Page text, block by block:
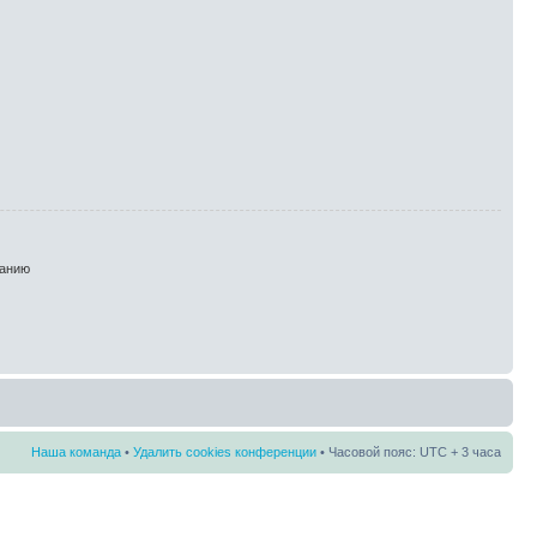
Наша команда • Удалить cookies конференции • Часовой пояс: UTC + 3 часа